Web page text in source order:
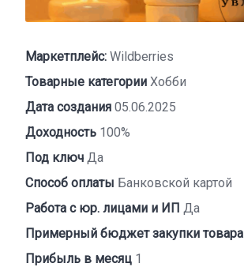
Маркетплейс: Wildberries
Товарные категории Хобби
Дата создания 05.06.2025
Доходность 100%
Под ключ Да
Способ оплаты Банковской картой
Работа с юр. лицами и ИП Да
Примерный бюджет закупки товара
Прибыль в месяц 1